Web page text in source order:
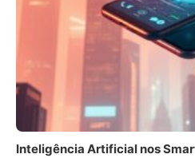
Inteligência Artificial nos